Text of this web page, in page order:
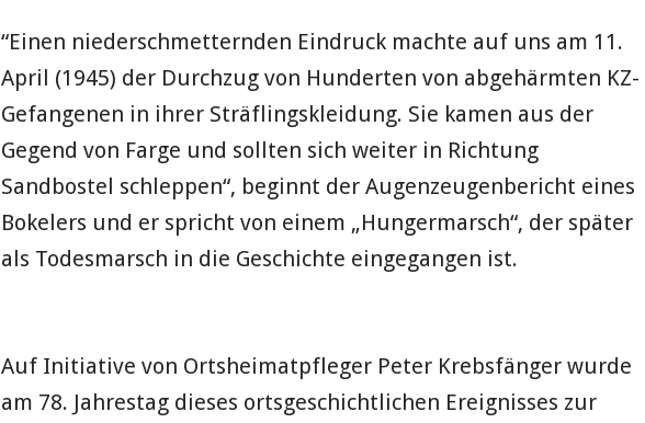
“Einen niederschmetternden Eindruck machte auf uns am 11.
April (1945) der Durchzug von Hunderten von abgehärmten KZ-
Gefangenen in ihrer Sträflingskleidung. Sie kamen aus der
Gegend von Farge und sollten sich weiter in Richtung
Sandbostel schleppen“, beginnt der Augenzeugenbericht eines
Bokelers und er spricht von einem „Hungermarsch“, der später
als Todesmarsch in die Geschichte eingegangen ist.
Auf Initiative von Ortsheimatpfleger Peter Krebsfänger wurde
am 78. Jahrestag dieses ortsgeschichtlichen Ereignisses zur